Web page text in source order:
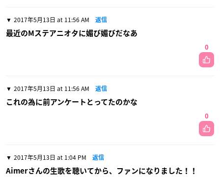
2017年5月13日 at 11:56 AM 返信
最近のMステアニオタに媚び媚びだなあ
0
2017年5月13日 at 11:56 AM 返信
これの為に前アンケートとってたのかな
0
2017年5月13日 at 1:04 PM 返信
Aimerさんの生歌を聴いてから、ファンになりました！！